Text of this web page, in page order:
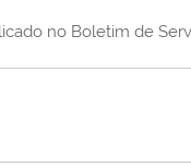
no Boletim de